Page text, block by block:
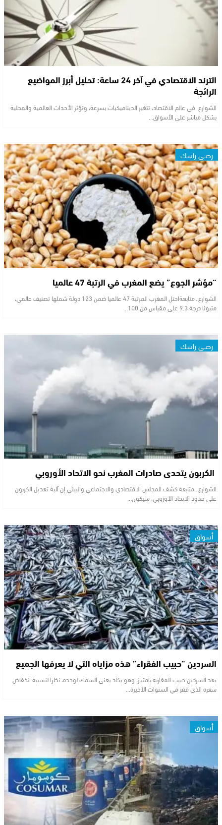
الترند الاقتصادي في آخر 24 ساعة: تحليل أبرز المواضيع
الرائجة
الشوارع في عالم الاقتصاد، تتغير الديناميكيات بسرعة، وتؤثر الأحداث العالمية والمحلية
بشكل مباشر على الأسواق…
رصــي راسك
“مؤشر الجوع” يضع المغرب في الرتبة 47 عالميا
الشوارع ـ متابعةاحتل المغرب المرتبة 47 عالميا ضمن 123 دولة شملها تصنيف عالمي،
متبوئا درجة 9.3 على مقياس من 100…
رصــي راسك
الكربون يتحدى صادرات المغرب نحو الاتحاد الأوروبي
الشوارع ــ متابعة كشف المجلس الاقتصادي والاجتماعي والبيئي إن آلية تعديل الكربون
على حدود الاتحاد الأوروبي، سيكون…
أسواق
السردين “حبيب الفقراء” هذه مزاياه التي لا يعرفها الجميع
يعد السردين حبيب المغاربة بامتياز، وهو يكاد يعني السمك لوحده، نظرا لنسبية انخفاض
سعره الذي قفز في السنوات الأخيرة…
أسواق